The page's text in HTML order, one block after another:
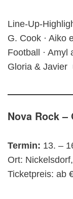
Line-Up-
G. Cook · Aiko
Football · Amyl
Gloria & Javier
Nova Rock –
Termin: 13. –
Ort:
Ticketpreis: ab